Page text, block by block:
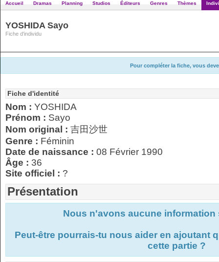
Accueil Dramas Planning Studios Éditeurs Genres Thèmes
YOSHIDA Sayo
Fiche d'individu
Pour compléter la fiche, vous
Fiche d'identité
Nom : YOSHIDA
Prénom : Sayo
Nom original : 吉田沙世
Genre : Féminin
Date de naissance : 08 Février 1990
Âge : 36
Site officiel : ?
Présentation
Nous n'avons aucune
Peut-être pourrais-tu nous aider en ajoutant
cette partie ?